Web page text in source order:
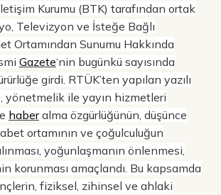
Kurumu (BTK) tarafından ortak
Televizyon ve İsteğe Bağlı
Ortamından Sunumu Hakkında
Gazete‘nin bugünkü sayısında
girdi. RTÜK’ten yapılan yazılı
yönetmelik ile yayın hizmetleri
haberalma özgürlüğünün, düşünce
ortamının ve çoğulculuğun
yoğunlaşmanın önlenmesi,
korunması amaçlandı. Bu kapsamda
fiziksel, zihinsel ve ahlaki